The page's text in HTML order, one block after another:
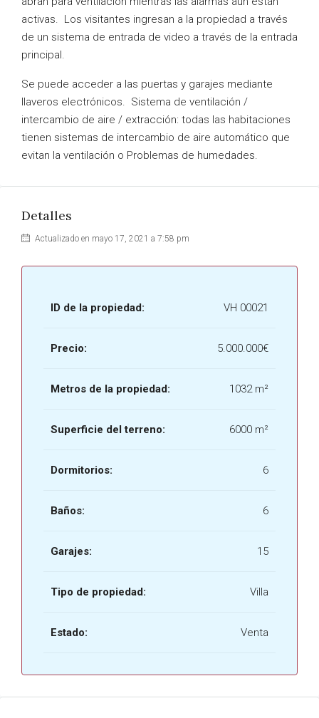
activas. Los visitantes ingresan a la propiedad a través
de un sistema de entrada de video a través de la entrada
principal.
Se puede acceder a las puertas y garajes mediante
llaveros electrónicos. Sistema de ventilación /
intercambio de aire / extracción: todas las habitaciones
tienen sistemas de intercambio de aire automático que
evitan la ventilación o Problemas de humedades.
Detalles
Actualizado en mayo 17, 2021 a 7:58 pm
ID de la propiedad: VH 00021
Precio: 5.000.000€
Metros de la propiedad: 1032 m²
Superficie del terreno: 6000 m²
Dormitorios: 6
Baños: 6
Garajes: 15
Tipo de propiedad: Villa
Estado: Venta